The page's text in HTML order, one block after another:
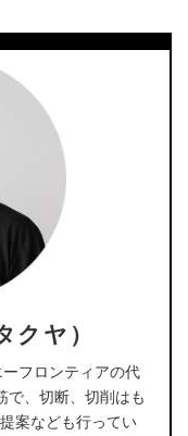
クヤ）
フロンティアの代
で、切断、切削はも
案なども行ってい